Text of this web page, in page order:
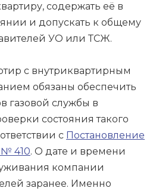
содержать её в
и допускать к общему
УО или ТСЖ.
с внутриквартирным
обязаны обеспечить
газовой службы в
состояния такого
с Постановление
№ 410. О дате и времени
компании
заранее. Именно